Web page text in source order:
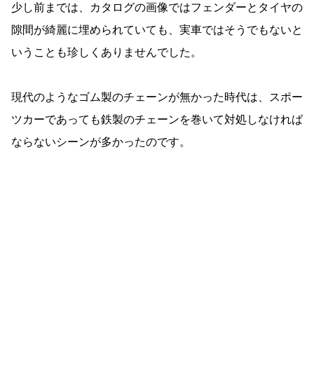
少し前までは、カタログの画像ではフェンダーとタイヤの
隙間が綺麗に埋められていても、実車ではそうでもないと
いうことも珍しくありませんでした。
現代のようなゴム製のチェーンが無かった時代は、スポー
ツカーであっても鉄製のチェーンを巻いて対処しなければ
ならないシーンが多かったのです。